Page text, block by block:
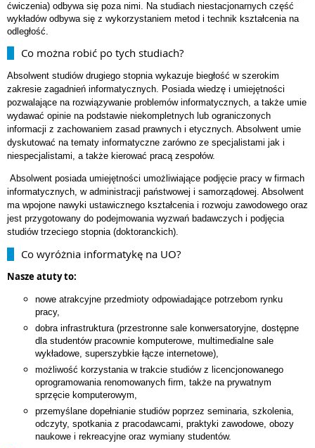
ćwiczenia) odbywa się poza nimi. Na studiach niestacjonarnych część
wykładów odbywa się z wykorzystaniem metod i technik kształcenia na
odległość.
Co można robić po tych studiach?
Absolwent studiów drugiego stopnia wykazuje biegłość w szerokim
zakresie zagadnień informatycznych. Posiada wiedzę i umiejętności
pozwalające na rozwiązywanie problemów informatycznych, a także umie
wydawać opinie na podstawie niekompletnych lub ograniczonych
informacji z zachowaniem zasad prawnych i etycznych. Absolwent umie
dyskutować na tematy informatyczne zarówno ze specjalistami jak i
niespecjalistami, a także kierować pracą zespołów.
Absolwent posiada umiejętności umożliwiające podjęcie pracy w firmach
informatycznych, w administracji państwowej i samorządowej. Absolwent
ma wpojone nawyki ustawicznego kształcenia i rozwoju zawodowego oraz
jest przygotowany do podejmowania wyzwań badawczych i podjęcia
studiów trzeciego stopnia (doktoranckich).
Co wyróżnia informatykę na UO?
Nasze atuty to:
nowe atrakcyjne przedmioty odpowiadające potrzebom rynku
pracy,
dobra infrastruktura (przestronne sale konwersatoryjne, dostępne
dla studentów pracownie komputerowe, multimedialne sale
wykładowe, superszybkie łącze internetowe),
możliwość korzystania w trakcie studiów z licencjonowanego
oprogramowania renomowanych firm, także na prywatnym
sprzęcie komputerowym,
przemyślane dopełnianie studiów poprzez seminaria, szkolenia,
odczyty, spotkania z pracodawcami, praktyki zawodowe, obozy
naukowe i rekreacyjne oraz wymiany studentów.